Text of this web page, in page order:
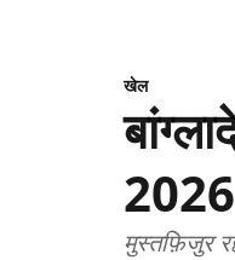
खेल
मुस्तफ़िजुर रहमान को आईपीएल से हटाने